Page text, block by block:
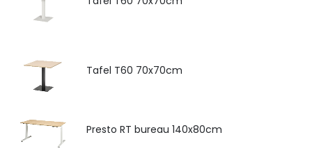
Tafel T60 70x70cm
Presto RT bureau 140x80cm